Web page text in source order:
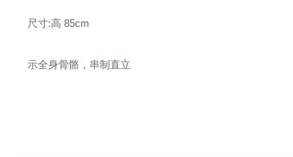
尺寸:高 85cm
示全身骨骼，串制直立